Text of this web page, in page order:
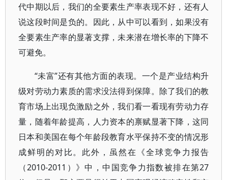
代中期以后，我们的全要素生产率表现不好，还有人
说这段时间是负的。因此，从中可以看到，如果没有
全要素生产率的显著支撑，未来潜在增长率的下降不
可避免。
“未富”还有其他方面的表现。一个是产业结构升
级对劳动力素质的需求没法得到保障。除了我们的教
育市场上出现负激励之外，我们看一看现有劳动力存
量，随着年龄提高，人力资本的禀赋显著下降，这同
日本和美国在每个年龄段教育水平保持不变的情况形
成鲜明的对比。此外，虽然在《全球竞争力报告
（2010-2011）》中，中国竞争力指数被排在第27